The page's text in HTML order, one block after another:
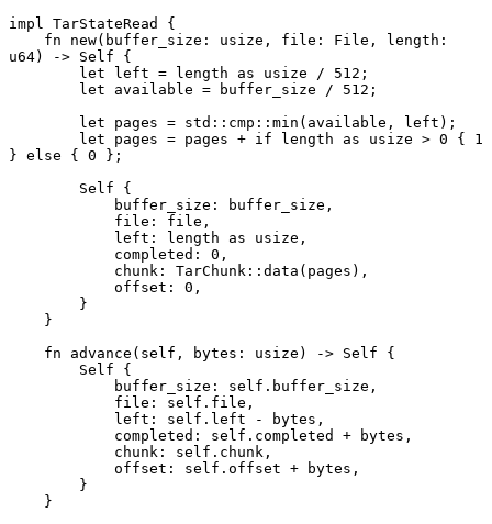
impl TarStateRead {
u64) -> Self {
        let left = length as usize / 512;
        let available = buffer_size / 512;
        let pages = std::cmp::min(available, left);
} else { 0 };
        Self {
            buffer_size: buffer_size,
            file: file,
            left: length as usize,
            completed: 0,
            chunk: TarChunk::data(pages),
            offset: 0,
        }
    }
    fn advance(self, bytes: usize) -> Self {
        Self {
            buffer_size: self.buffer_size,
            file: self.file,
            left: self.left - bytes,
            completed: self.completed + bytes,
            chunk: self.chunk,
            offset: self.offset + bytes,
        }
    }